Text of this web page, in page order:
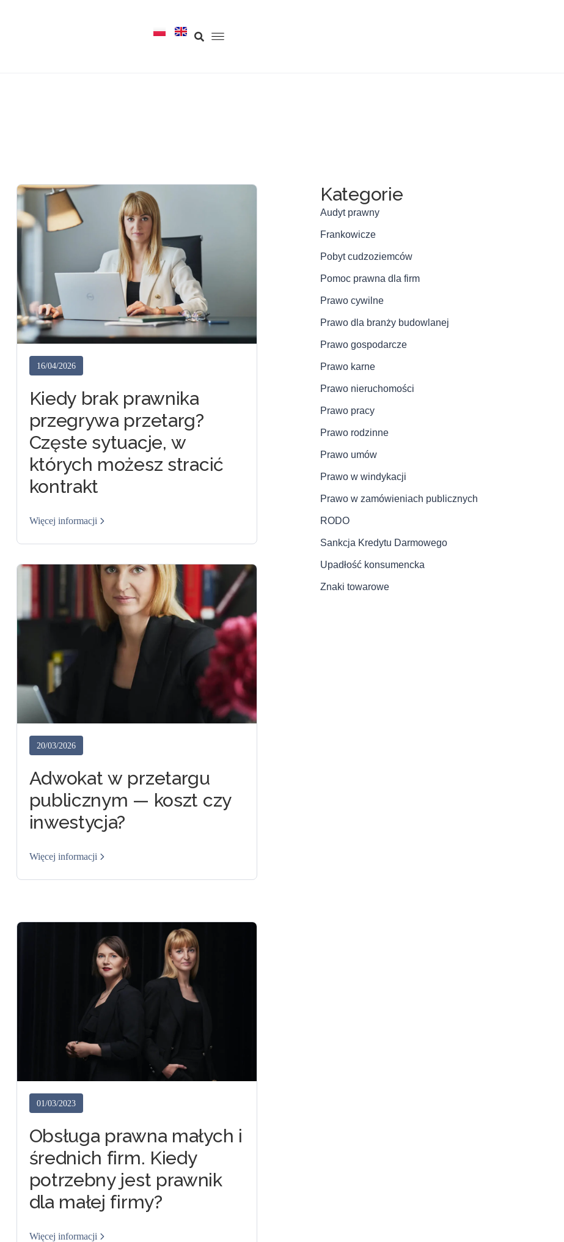
16/04/2026
Kiedy brak prawnika
przegrywa przetarg?
Częste sytuacje, w
których możesz stracić
kontrakt
Więcej informacji
20/03/2026
Adwokat w przetargu
publicznym — koszt czy
inwestycja?
Więcej informacji
01/03/2023
Obsługa prawna małych i
średnich firm. Kiedy
potrzebny jest prawnik
dla małej firmy?
Więcej informacji
Kategorie
Audyt prawny
Frankowicze
Pobyt cudzoziemców
Pomoc prawna dla firm
Prawo cywilne
Prawo dla branży budowlanej
Prawo gospodarcze
Prawo karne
Prawo nieruchomości
Prawo pracy
Prawo rodzinne
Prawo umów
Prawo w windykacji
Prawo w zamówieniach publicznych
RODO
Sankcja Kredytu Darmowego
Upadłość konsumencka
Znaki towarowe